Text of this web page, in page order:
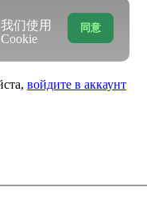
войдите в аккаунт
同意
我们使用
Cookie